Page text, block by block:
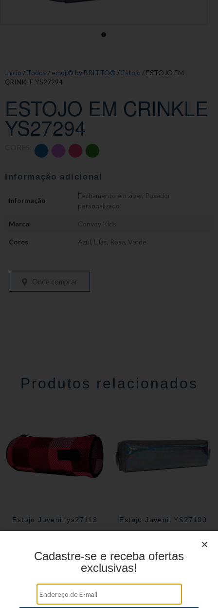
Início / Todos / emoji® by BRITTO® / Estojo / ESTOJO EM
CRINKLE YS27294
ESTOJO EM CRINKLE
YS27294
Informação adicional
Informação
Fechamento em zíper Puxador
personalizado
Marca Convoy Kids
Cores Azul Lilás Rosa Verde
Onde comprar
Produtos relacionados
Estojo Juvenil ys27113 Estojo Juvenil YS27100
Cadastre-se e receba ofertas
exclusivas!